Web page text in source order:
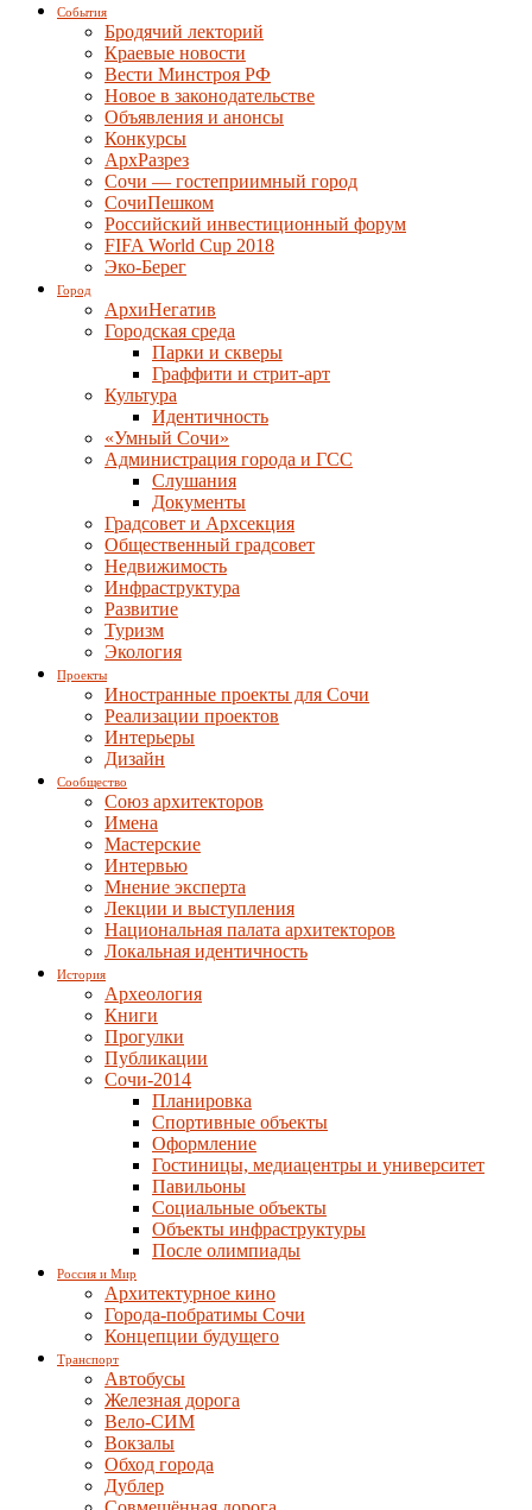
События
Бродячий лекторий
Краевые новости
Вести Минстроя РФ
Новое в законодательстве
Объявления и анонсы
Конкурсы
АрхРазрез
Сочи — гостеприимный город
СочиПешком
Российский инвестиционный форум
FIFA World Cup 2018
Эко-Берег
Город
АрхиНегатив
Городская среда
Парки и скверы
Граффити и стрит-арт
Культура
Идентичность
«Умный Сочи»
Администрация города и ГСС
Слушания
Документы
Градсовет и Архсекция
Общественный градсовет
Недвижимость
Инфраструктура
Развитие
Туризм
Экология
Проекты
Иностранные проекты для Сочи
Реализации проектов
Интерьеры
Дизайн
Сообщество
Союз архитекторов
Имена
Мастерские
Интервью
Мнение эксперта
Лекции и выступления
Национальная палата архитекторов
Локальная идентичность
История
Археология
Книги
Прогулки
Публикации
Сочи-2014
Планировка
Спортивные объекты
Оформление
Гостиницы, медиацентры и университет
Павильоны
Социальные объекты
Объекты инфраструктуры
После олимпиады
Россия и Мир
Архитектурное кино
Города-побратимы Сочи
Концепции будущего
Транспорт
Автобусы
Железная дорога
Вело-СИМ
Вокзалы
Обход города
Дублер